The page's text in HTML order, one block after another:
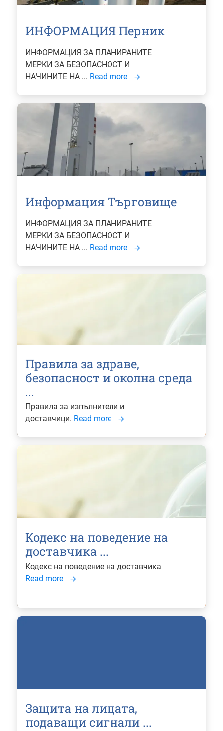
ИНФОРМАЦИЯ Перник
ИНФОРМАЦИЯ ЗА ПЛАНИРАНИТЕ
МЕРКИ ЗА БЕЗОПАСНОСТ И
НАЧИНИТЕ НА ... Read more
Информация Търговище
ИНФОРМАЦИЯ ЗА ПЛАНИРАНИТЕ
МЕРКИ ЗА БЕЗОПАСНОСТ И
НАЧИНИТЕ НА ... Read more
Правила за здраве,
безопасност и околна среда
...
Правила за изпълнители и
доставчици. Read more
Кодекс на поведение на
доставчика ...
Кодекс на поведение на доставчика
Read more
Защита на лицата,
подаващи сигнали ...